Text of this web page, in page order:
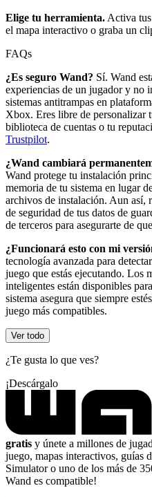
Elige tu herramienta. Activa
el mapa interactivo o graba un
FAQs
¿Es seguro Wand? Sí. Wand
experiencias de un jugador y no
sistemas antitrampas en
Xbox. Eres libre de personalizar
biblioteca de cuentas o tu
Trustpilot.
¿Wand cambiará
Wand protege tu instalación
memoria de tu sistema en lugar
archivos de instalación. Aun así,
de seguridad de tus datos de
de terceros para asegurarte de
¿Funcionará esto con mi
tecnología avanzada para
juego que estás ejecutando. Los
inteligentes están disponibles
sistema asegura que siempre
juego más compatibles.
Ver todo
¿Te gusta lo que ves?
¡Descárgalo
gratis y únete a millones de
juego, mapas interactivos, guías
Simulator o uno de los más de
Wand es compatible!